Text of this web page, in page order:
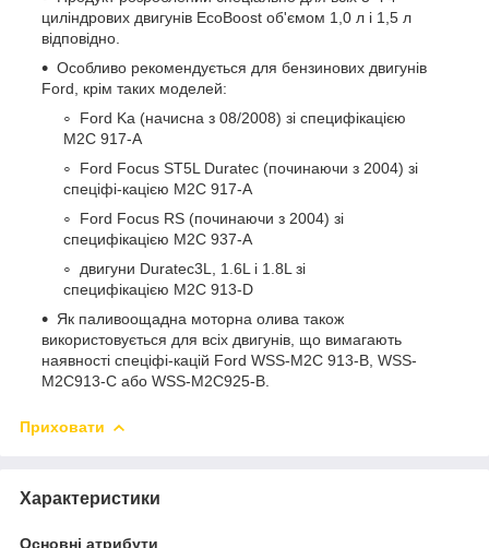
циліндрових двигунів EcoBoost об'ємом 1,0 л і 1,5 л
відповідно.
Особливо рекомендується для бензинових двигунів
Ford, крім таких моделей:
Ford Ka (начисна з 08/2008) зі специфікацією
M2C 917-A
Ford Focus ST5L Duratec (починаючи з 2004) зі
спеціфі-кацією M2C 917-A
Ford Focus RS (починаючи з 2004) зі
специфікацією M2C 937-A
двигуни Duratec3L, 1.6L і 1.8L зі
специфікацією M2C 913-D
Як паливоощадна моторна олива також
використовується для всіх двигунів, що вимагають
наявності спеціфі-кацій Ford WSS-M2C 913-B, WSS-
M2C913-C або WSS-M2C925-B.
Приховати
Характеристики
Основні атрибути